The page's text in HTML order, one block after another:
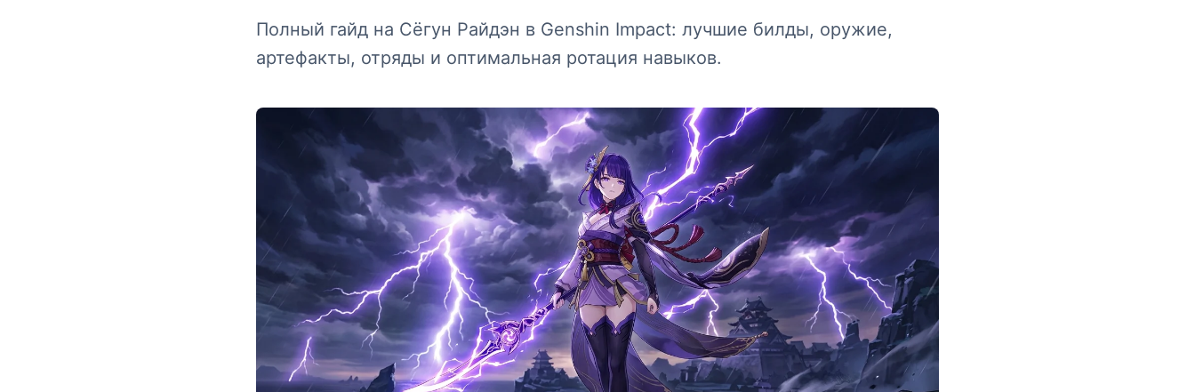
Полный гайд на Сёгун Райдэн в Genshin Impact: лучшие билды, оружие,
артефакты, отряды и оптимальная ротация навыков.